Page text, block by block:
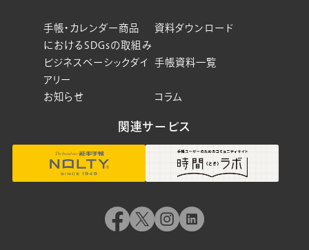
手帳・カレンダー商品
におけるSDGsの取組み
資料ダウンロード
ビジネスベーシックダイ
アリー
手帳資料一覧
お知らせ コラム
関連サービス